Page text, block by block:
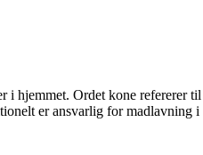
hjemmet. Ordet kone refererer
er ansvarlig for madlavning i